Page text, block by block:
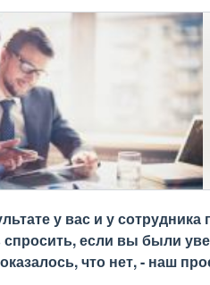
у вас и у сотрудника
спросить, если вы были
что нет, - наш